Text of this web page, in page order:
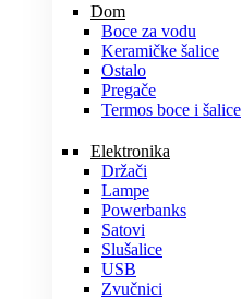
Dom
Boce za vodu
Keramičke šalice
Ostalo
Pregače
Termos boce i šalice
Elektronika
Držači
Lampe
Powerbanks
Satovi
Slušalice
USB
Zvučnici